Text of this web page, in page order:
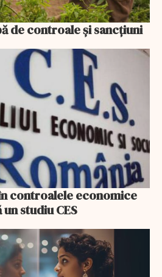
de controale și sancțiuni
controalele economice
studiu CES